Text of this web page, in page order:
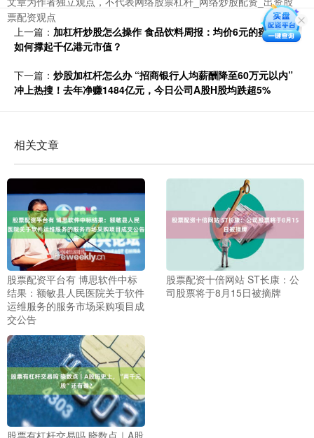
票配资观点
上一篇： 加杠杆炒股怎么操作 食品饮料周报：均价6元的蜜雪冰城
如何撑起千亿港元市值？
下一篇： 炒股加杠杆怎么办 “招商银行人均薪酬降至60万元以内”
冲上热搜！去年净赚1484亿元，今日公司A股H股均跌超5%
相关文章
股票配资平台有 博思软件中标
结果：额敏县人民医院关于软件
运维服务的服务市场采购项目成
交公告
股票配资十倍网站 ST长康：公
司股票将于8月15日被摘牌
股票有杠杆交易吗 晓数点｜A股